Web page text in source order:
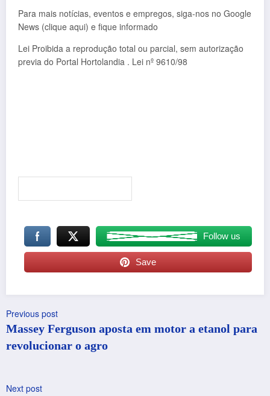
Para mais notícias, eventos e empregos, siga-nos no Google
News (clique aqui) e fique informado
Lei Proibida a reprodução total ou parcial, sem autorização
previa do Portal Hortolandia . Lei nº 9610/98
Follow us
Save
Previous post
Massey Ferguson aposta em motor a etanol para
revolucionar o agro
Next post